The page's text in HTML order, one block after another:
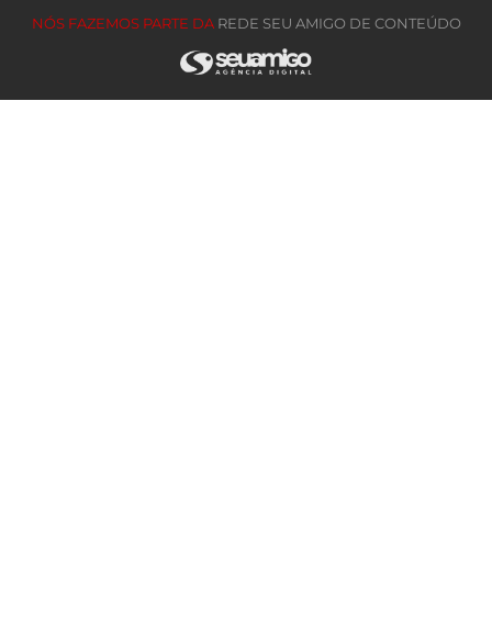
NÓS FAZEMOS PARTE DA REDE SEU AMIGO DE CONTEÚDO